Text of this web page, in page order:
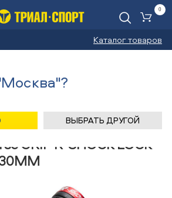
Каталог товаров
0
GRIP R-SHOCK LOCK
ВЫБРАТЬ ДРУГОЙ